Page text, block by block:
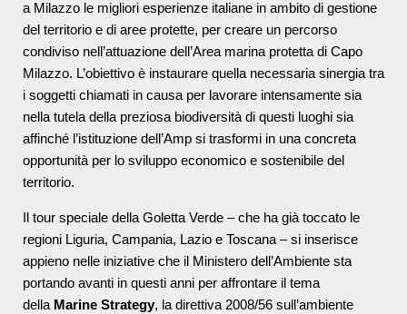
a Milazzo le migliori esperienze italiane in ambito di gestione
del territorio e di aree protette, per creare un percorso
condiviso nell’attuazione dell’Area marina protetta di Capo
Milazzo. L’obiettivo è instaurare quella necessaria sinergia tra
i soggetti chiamati in causa per lavorare intensamente sia
nella tutela della preziosa biodiversità di questi luoghi sia
affinché l’istituzione dell’Amp si trasformi in una concreta
opportunità per lo sviluppo economico e sostenibile del
territorio.
Il tour speciale della Goletta Verde – che ha già toccato le
regioni Liguria, Campania, Lazio e Toscana – si inserisce
appieno nelle iniziative che il Ministero dell’Ambiente sta
portando avanti in questi anni per affrontare il tema
della Marine Strategy, la direttiva 2008/56 sull’ambiente